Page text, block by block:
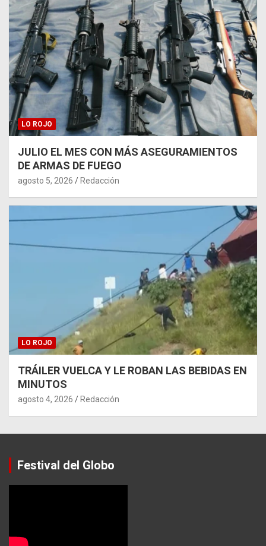
LO ROJO
JULIO EL MES CON MÁS ASEGURAMIENTOS
DE ARMAS DE FUEGO
agosto 5, 2026 Redacción
LO ROJO
TRÁILER VUELCA Y LE ROBAN LAS BEBIDAS EN
MINUTOS
agosto 4, 2026 Redacción
Festival del Globo